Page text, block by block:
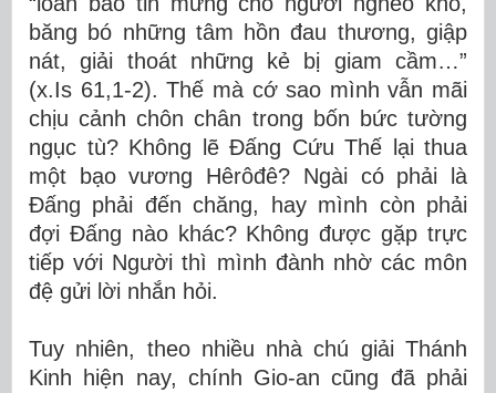
băng bó những tâm hồn đau thương, giập
nát, giải thoát những kẻ bị giam cầm…”
(x.Is 61,1-2). Thế mà cớ sao mình vẫn mãi
chịu cảnh chôn chân trong bốn bức tường
ngục tù? Không lẽ Đấng Cứu Thế lại thua
một bạo vương Hêrôđê? Ngài có phải là
Đấng phải đến chăng, hay mình còn phải
đợi Đấng nào khác? Không được gặp trực
tiếp với Người thì mình đành nhờ các môn
đệ gửi lời nhắn hỏi.
Tuy nhiên, theo nhiều nhà chú giải Thánh
Kinh hiện nay, chính Gio-an cũng đã phải